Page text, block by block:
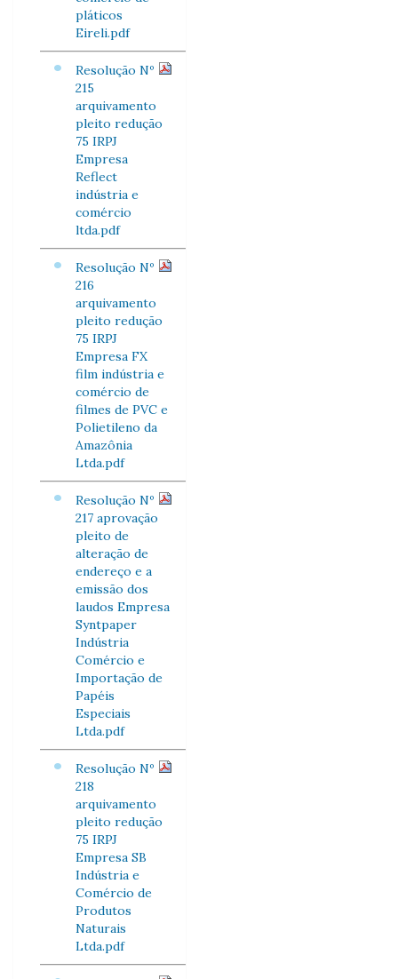
pláticos
Eireli.pdf
Resolução Nº
215
arquivamento
pleito redução
75 IRPJ
Empresa
Reflect
indústria e
comércio
ltda.pdf
Resolução Nº
216
arquivamento
pleito redução
75 IRPJ
Empresa FX
film indústria e
comércio de
filmes de PVC e
Polietileno da
Amazônia
Ltda.pdf
Resolução Nº
217 aprovação
pleito de
alteração de
endereço e a
emissão dos
laudos Empresa
Syntpaper
Indústria
Comércio e
Importação de
Papéis
Especiais
Ltda.pdf
Resolução Nº
218
arquivamento
pleito redução
75 IRPJ
Empresa SB
Indústria e
Comércio de
Produtos
Naturais
Ltda.pdf